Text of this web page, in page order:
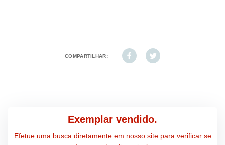
COMPARTILHAR:
Exemplar vendido.
Efetue uma busca diretamente em nosso site para verificar se